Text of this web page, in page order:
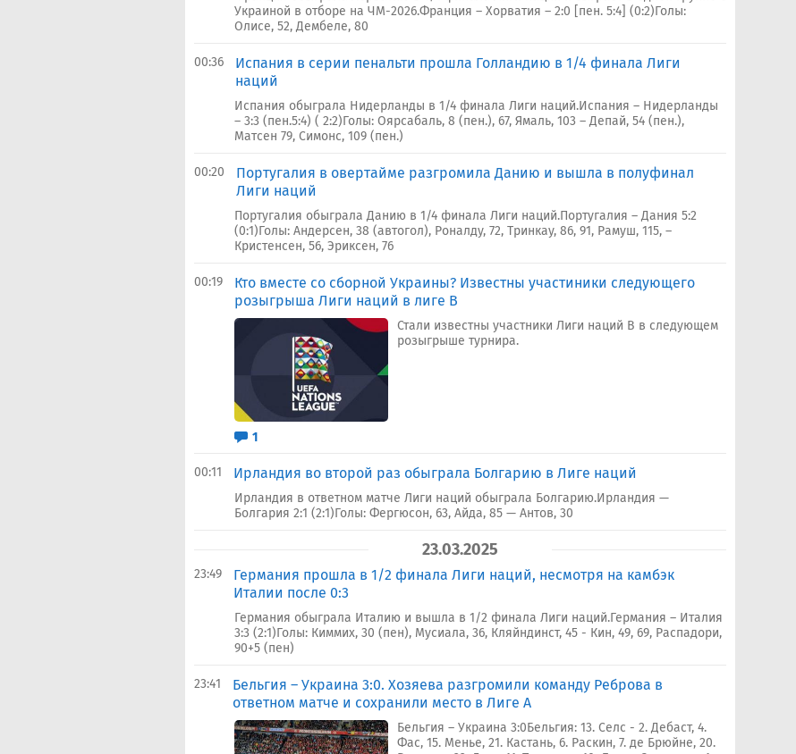
Украиной в отборе на ЧМ-2026.Франция – Хорватия – 2:0 [пен. 5:4] (0:2)Голы:
Олисе, 52, Дембеле, 80
00:36
Испания в серии пенальти прошла Голландию в 1/4 финала Лиги
наций
Испания обыграла Нидерланды в 1/4 финала Лиги наций.Испания – Нидерланды
– 3:3 (пен.5:4) ( 2:2)Голы: Оярсабаль, 8 (пен.), 67, Ямаль, 103 – Депай, 54 (пен.),
Матсен 79, Симонс, 109 (пен.)
00:20
Португалия в овертайме разгромила Данию и вышла в полуфинал
Лиги наций
Португалия обыграла Данию в 1/4 финала Лиги наций.Португалия – Дания 5:2
(0:1)Голы: Андерсен, 38 (автогол), Роналду, 72, Тринкау, 86, 91, Рамуш, 115, –
Кристенсен, 56, Эриксен, 76
00:19
Кто вместе со сборной Украины? Известны участиники следующего
розыгрыша Лиги наций в лиге В
Стали известны участники Лиги наций В в следующем
розыгрыше турнира.
1
00:11 Ирландия во второй раз обыграла Болгарию в Лиге наций
Ирландия в ответном матче Лиги наций обыграла Болгарию.Ирландия —
Болгария 2:1 (2:1)Голы: Фергюсон, 63, Айда, 85 — Антов, 30
23.03.2025
23:49
Германия прошла в 1/2 финала Лиги наций, несмотря на камбэк
Италии после 0:3
Германия обыграла Италию и вышла в 1/2 финала Лиги наций.Германия – Италия
3:3 (2:1)Голы: Киммих, 30 (пен), Мусиала, 36, Кляйндинст, 45 - Кин, 49, 69, Распадори,
90+5 (пен)
23:41
Бельгия – Украина 3:0. Хозяева разгромили команду Реброва в
ответном матче и сохранили место в Лиге А
Бельгия – Украина 3:0Бельгия: 13. Селс - 2. Дебаст, 4.
Фас, 15. Менье, 21. Кастань, 6. Раскин, 7. де Брюйне, 20.